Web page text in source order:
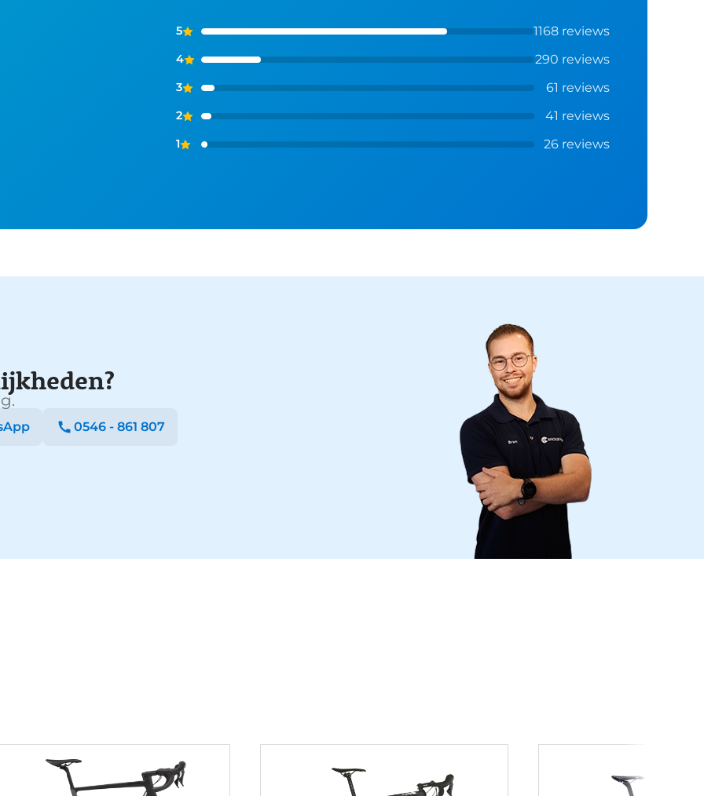
5 1168 reviews
4 290 reviews
3 61 reviews
2 41 reviews
1 26 reviews
0546 - 861 807